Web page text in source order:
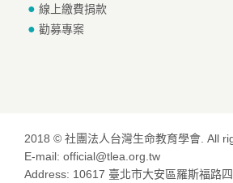
線上繳費捐款
勸募專案
2018 © 社團法人台灣生命教育學會. All
E-mail: official@tlea.org.tw
Address: 10617 臺北市大安區羅斯福路